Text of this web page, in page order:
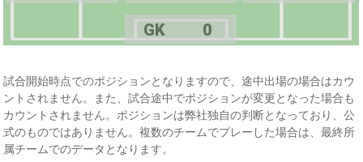
GK 0
試合開始時点でのポジションとなりますので、途中出場の場合はカウ
ントされません。また、試合途中でポジションが変更となった場合も
カウントされません。ポジションは弊社独自の判断となっており、公
式のものではありません。複数のチームでプレーした場合は、最終所
属チームでのデータとなります。